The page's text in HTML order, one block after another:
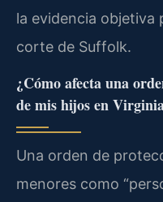
la evidencia objetiva
corte de Suffolk.
¿Cómo afecta una
de mis hijos en
Una orden de
menores como